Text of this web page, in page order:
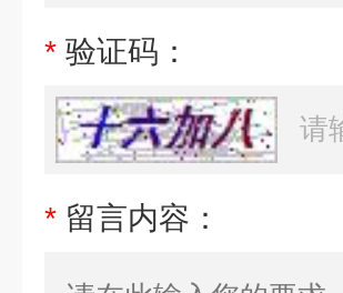
* 验证码：
* 留言内容：